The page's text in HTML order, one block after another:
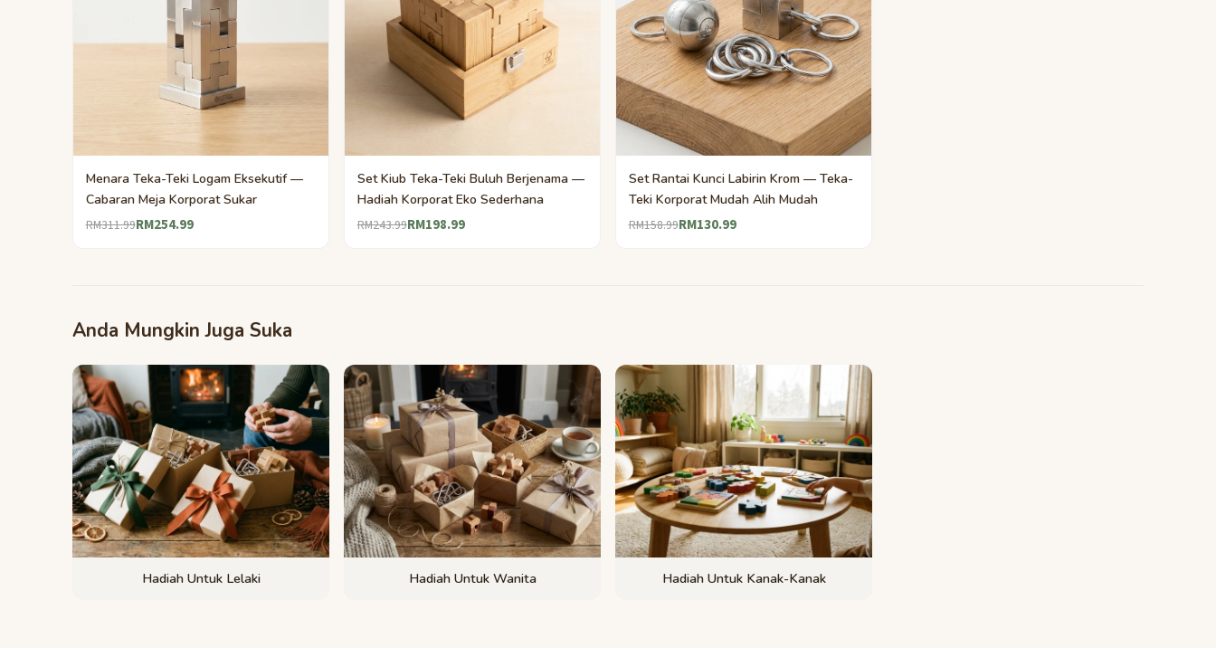
Menara Teka-Teki Logam Eksekutif —
Cabaran Meja Korporat Sukar
RM311.99RM254.99
Set Kiub Teka-Teki Buluh Berjenama —
Hadiah Korporat Eko Sederhana
RM243.99RM198.99
Set Rantai Kunci Labirin Krom — Teka-
Teki Korporat Mudah Alih Mudah
RM158.99RM130.99
Anda Mungkin Juga Suka
Hadiah Untuk Lelaki Hadiah Untuk Wanita Hadiah Untuk Kanak-Kanak